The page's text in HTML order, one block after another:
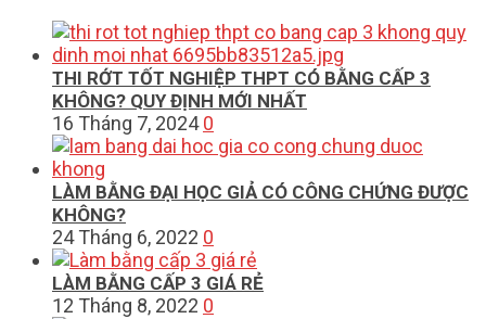
THI RỚT TỐT NGHIỆP THPT CÓ BẰNG CẤP 3
KHÔNG? QUY ĐỊNH MỚI NHẤT
16 Tháng 7, 2024 0
LÀM BẰNG ĐẠI HỌC GIẢ CÓ CÔNG CHỨNG ĐƯỢC
KHÔNG?
24 Tháng 6, 2022 0
LÀM BẰNG CẤP 3 GIÁ RẺ
12 Tháng 8, 2022 0